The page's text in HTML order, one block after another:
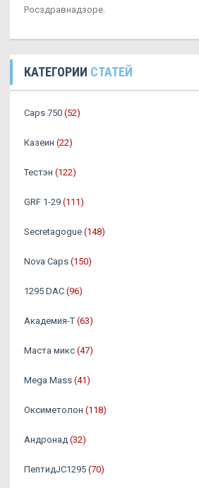
Росздравнадзоре.
КАТЕГОРИИ СТАТЕЙ
Caps 750 (52)
Казеин (22)
Тестэн (122)
GRF 1-29 (111)
Secretagogue (148)
Nova Caps (150)
1295 DAC (96)
Академия-Т (63)
Маста микс (47)
Mega Mass (41)
Оксиметолон (118)
Андронад (32)
ПептидJC1295 (70)